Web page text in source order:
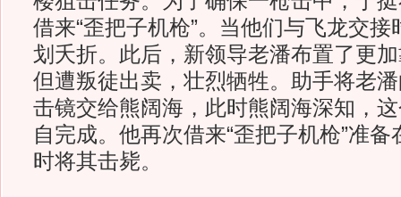
借来“歪把子机枪”。当他们与飞龙交
划夭折。此后，新领导老潘布置了更
但遭叛徒出卖，壮烈牺牲。助手将老
击镜交给熊阔海，此时熊阔海深知，
自完成。他再次借来“歪把子机枪”准
时将其击毙。